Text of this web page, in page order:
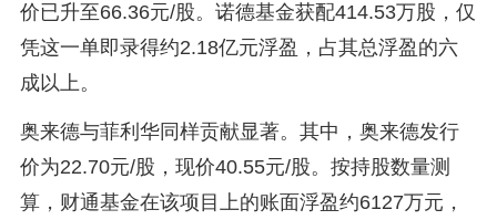
价已升至66.36元/股。诺德基金获配414.53万股，仅
凭这一单即录得约2.18亿元浮盈，占其总浮盈的六
成以上。
奥来德与菲利华同样贡献显著。其中，奥来德发行
价为22.70元/股，现价40.55元/股。按持股数量测
算，财通基金在该项目上的账面浮盈约6127万元，